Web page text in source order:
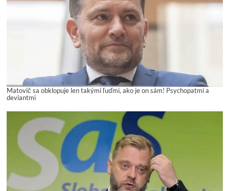
Matovič sa obklopuje len takými ľuďmi, ako je on sám! Psychopatmi a
deviantmi